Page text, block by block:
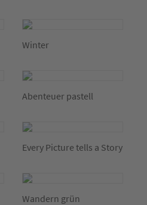
Winter
Abenteuer pastell
Every Picture tells a Story
Wandern grün